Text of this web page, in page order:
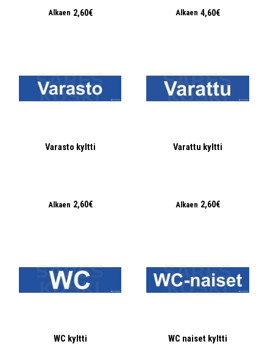
Alkaen 2,60€ Alkaen 4,60€
Varasto kyltti
Alkaen 2,60€
Varattu kyltti
Alkaen 2,60€
WC kyltti WC naiset kyltti